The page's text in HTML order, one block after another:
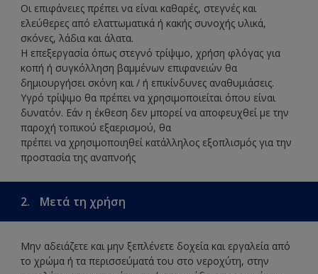
Οι επιφάνειες πρέπει να είναι καθαρές, στεγνές και
ελεύθερες από ελαττωματικά ή κακής συνοχής υλικά,
σκόνες, λάδια και άλατα.
Η επεξεργασία όπως στεγνό τρίψιμο, χρήση φλόγας για
κοπή ή συγκόλληση βαμμένων επιφανειών θα
δημιουργήσει σκόνη και / ή επικίνδυνες αναθυμιάσεις.
Υγρό τρίψιμο θα πρέπει να χρησιμοποιείται όπου είναι
δυνατόν. Εάν η έκθεση δεν μπορεί να αποφευχθεί με την
παροχή τοπικού εξαερισμού, θα
πρέπει να χρησιμοποιηθεί κατάλληλος εξοπλισμός για την
προστασία της αναπνοής
2. Μετά τη χρήση
Μην αδειάζετε και μην ξεπλένετε δοχεία και εργαλεία από
το χρώμα ή τα περισσεύματά του στο νεροχύτη, στην